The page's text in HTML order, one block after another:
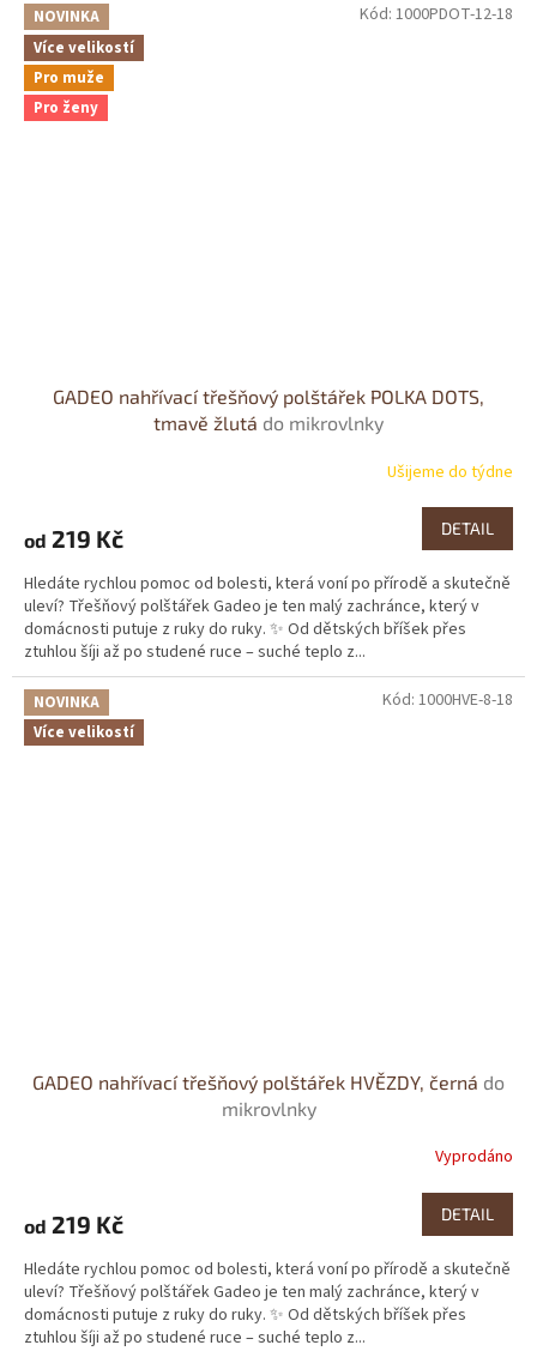
NOVINKA
Více velikostí
Pro muže
Pro ženy
GADEO nahřívací třešňový polštářek POLKA DOTS,
tmavě žlutá do mikrovlnky
Ušijeme do týdne
od 219 Kč DETAIL
Hledáte rychlou pomoc od bolesti, která voní po přírodě a skutečně
uleví? Třešňový polštářek Gadeo je ten malý zachránce, který v
domácnosti putuje z ruky do ruky. ✨ Od dětských bříšek přes
ztuhlou šíji až po studené ruce – suché teplo z...
Kód: 1000PDOT-12-18
NOVINKA
Více velikostí
GADEO nahřívací třešňový polštářek HVĚZDY, černá do
mikrovlnky
Vyprodáno
od 219 Kč DETAIL
Hledáte rychlou pomoc od bolesti, která voní po přírodě a skutečně
uleví? Třešňový polštářek Gadeo je ten malý zachránce, který v
domácnosti putuje z ruky do ruky. ✨ Od dětských bříšek přes
ztuhlou šíji až po studené ruce – suché teplo z...
Kód: 1000HVE-8-18